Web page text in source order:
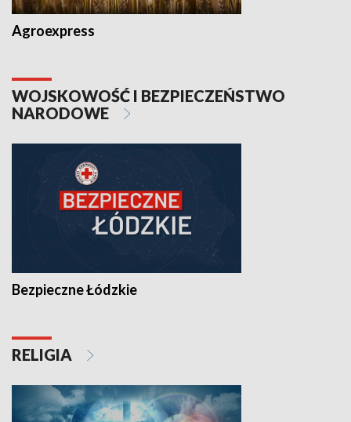
Agroexpress
WOJSKOWOŚĆ I BEZPIECZEŃSTWO
NARODOWE
Bezpieczne Łódzkie
RELIGIA